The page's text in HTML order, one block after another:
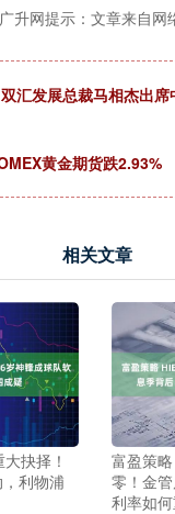
广升网提示：文章来自网
汇发展总裁马相杰出
黄金期货跌2.93%
相关文章
抉择！
利物浦
富盈策
零！金
利率如